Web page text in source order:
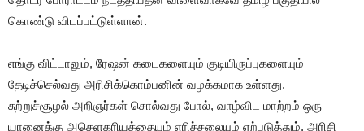
கொண்டு விடப்பட்டுள்ளான்.
எங்கு விட்டாலும், ரேஷன் கடைகளையும் குடியிருப்புகளையும்
தேடிச்செல்வது அரிசிக்கொம்பனின் வழக்கமாக உள்ளது.
சுற்றுச்சூழல் அறிஞர்கள் சொல்வது போல், வாழ்விட மாற்றம் ஒரு
யானைக்கு அசெளகரியத்தையும் எரிச்சலையும் ஏற்படுத்தும். அரிசி